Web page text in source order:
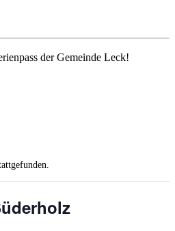
der Gemeinde Leck!